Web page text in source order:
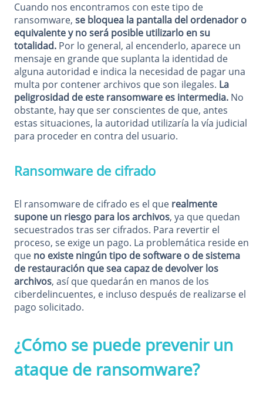
Cuando nos encontramos con este tipo de
ransomware, se bloquea la pantalla del ordenador o
equivalente y no será posible utilizarlo en su
totalidad. Por lo general, al encenderlo, aparece un
mensaje en grande que suplanta la identidad de
alguna autoridad e indica la necesidad de pagar una
multa por contener archivos que son ilegales. La
peligrosidad de este ransomware es intermedia. No
obstante, hay que ser conscientes de que, antes
estas situaciones, la autoridad utilizaría la vía judicial
para proceder en contra del usuario.
Ransomware de cifrado
El ransomware de cifrado es el que realmente
supone un riesgo para los archivos, ya que quedan
secuestrados tras ser cifrados. Para revertir el
proceso, se exige un pago. La problemática reside en
que no existe ningún tipo de software o de sistema
de restauración que sea capaz de devolver los
archivos, así que quedarán en manos de los
ciberdelincuentes, e incluso después de realizarse el
pago solicitado.
¿Cómo se puede prevenir un
ataque de ransomware?